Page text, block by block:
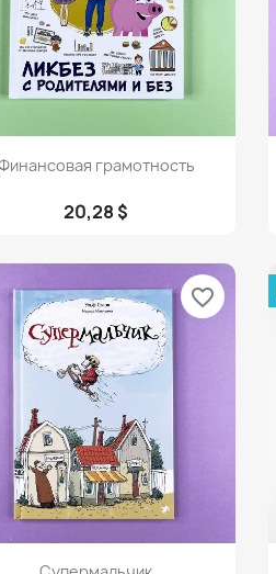
Просмотр
грамотность
20,28 $
Просмотр
favorite_border